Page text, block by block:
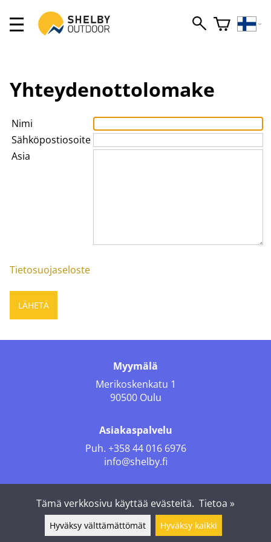
Yhteydenottolomake
Nimi
Sähköpostiosoite
Asia
Tietosuojaseloste
Myymälä
Merikoskenkatu 1
90500 Oulu
Asiakaspalvelu
Puh. +358 44 016 6976
info@shelby.fi
Tämä verkkosivu käyttää evästeitä. Tietoa »
Hyväksy välttämättömät Hyväksy kaikki